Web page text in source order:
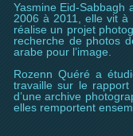
Yasmine Eid-Sabbagh
2006 à 2011, elle vit
réalise un projet
recherche de photos
arabe pour l’image.
Rozenn Quéré a
travaille sur le
d’une archive
elles remportent